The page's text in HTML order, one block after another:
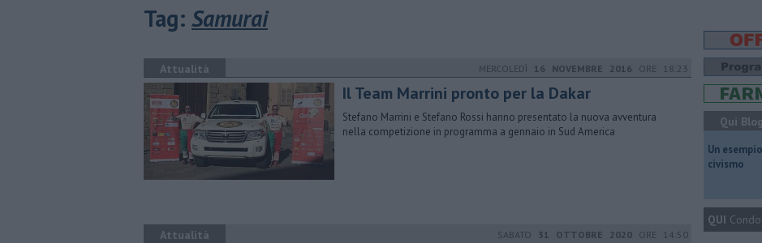
Tag: Samurai
Attualità MERCOLEDÌ 16 NOVEMBRE 2016 ORE 18:23
Il Team Marrini pronto per la Dakar
Stefano Marrini e Stefano Rossi hanno presentato la nuova avventura
nella competizione in programma a gennaio in Sud America
Attualità SABATO 31 OTTOBRE 2020 ORE 14:50
Qui Blog
​Un
civismo
QUI